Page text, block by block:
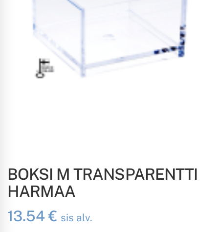
BOKSI M TRANSPARENTTI
HARMAA
13.54€ sis alv.